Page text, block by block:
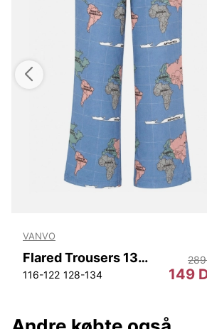
VANVO
Flared Trousers 132 Vanvo
116-122 128-134 149